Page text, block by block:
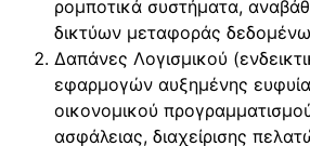
ρομποτικά συστήματα,
δικτύων μεταφοράς
Δαπάνες Λογισμικού
εφαρμογών αυξημένης
οικονομικού
ασφάλειας, διαχείρισης